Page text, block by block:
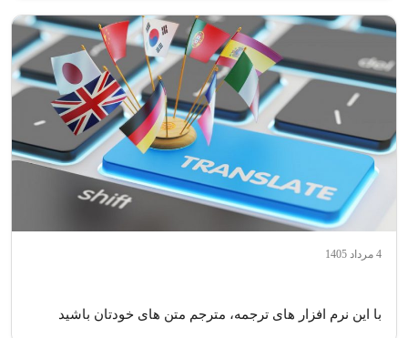
4 مرداد 1405
با این نرم‌ افزار های ترجمه، مترجم‌ متن‌ های خودتان باشید